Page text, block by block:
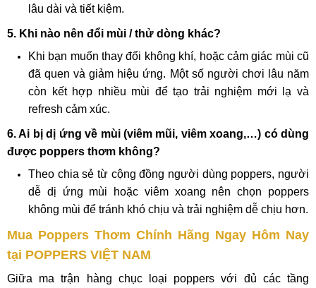
lâu dài và tiết kiệm.
5. Khi nào nên đổi mùi / thử dòng khác?
Khi bạn muốn thay đổi không khí, hoặc cảm giác mùi cũ
đã quen và giảm hiệu ứng. Một số người chơi lâu năm
còn kết hợp nhiều mùi để tạo trải nghiệm mới lạ và
refresh cảm xúc.
6. Ai bị dị ứng về mùi (viêm mũi, viêm xoang,…) có dùng
được poppers thơm không?
Theo chia sẻ từ cộng đồng người dùng poppers, người
dễ dị ứng mùi hoặc viêm xoang nên chọn poppers
không mùi để tránh khó chịu và trải nghiệm dễ chịu hơn.
Mua Poppers Thơm Chính Hãng Ngay Hôm Nay
tại POPPERS VIỆT NAM
Giữa ma trận hàng chục loại poppers với đủ các tầng